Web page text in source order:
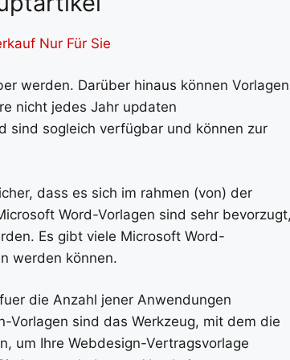
Nur Für Sie
werden. Darüber hinaus können Vorlagen
nicht jedes Jahr updaten
sind sogleich verfügbar und können zur
dass es sich im rahmen (von) der
Word-Vorlagen sind sehr
Es gibt viele Microsoft Word-
werden können.
die Anzahl jener Anwendungen
Vorlagen sind das Werkzeug, mit dem die
um Ihre Webdesign-Vertragsvorlage